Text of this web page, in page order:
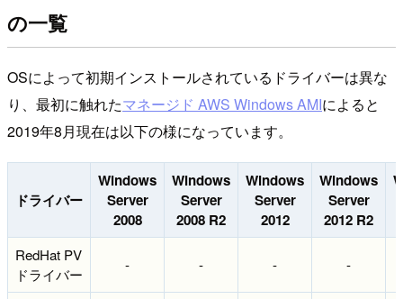
の一覧
OSによって初期インストールされているドライバーは異な
り、最初に触れたマネージド AWS Windows AMIによると
2019年8月現在は以下の様になっています。
ドライバー
Windows
Server
2008
Windows
Server
2008 R2
Windows
Server
2012
Windows
Server
2012 R2
RedHat PV
ドライバー
- - - -